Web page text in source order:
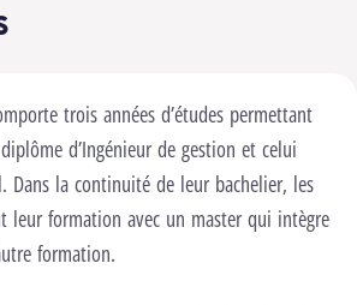
trois années d’études permettant
d’Ingénieur de gestion et celui
Dans la continuité de leur bachelier, les
leur formation avec un master qui intègre
formation.